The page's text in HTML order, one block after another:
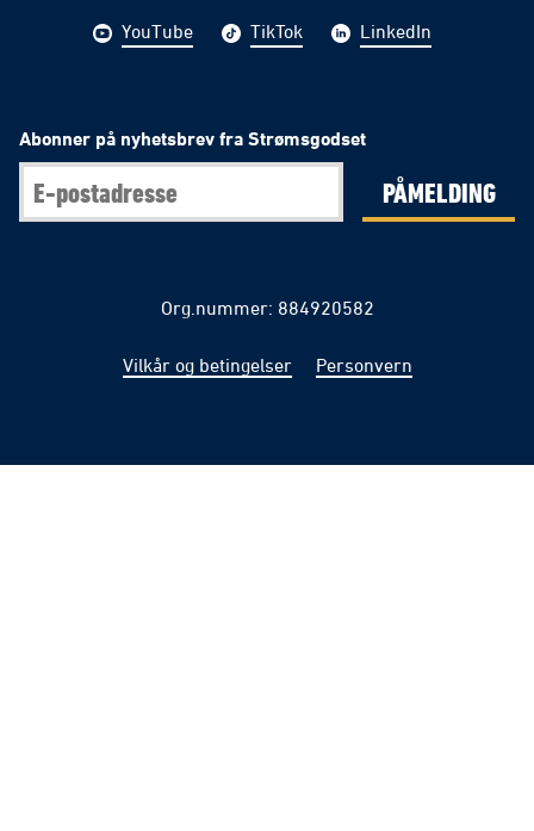
YouTube TikTok LinkedIn
Abonner på nyhetsbrev fra Strømsgodset
PÅMELDING
Org.nummer: 884920582
Vilkår og betingelser Personvern